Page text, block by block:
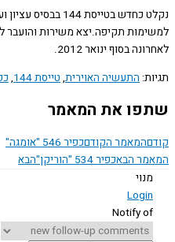
נקלט כחדש בטייסת 144
תקיפה.יצא משירות והועבר
בסוף ינואר 2012.
התעשיה האוירית,טייסת 144 ,כפיר,
את המאמר
המאמר הקודםכפיר 546 "אומגה"
הבאכפיר 534 "הוריקן"
הבא
Notify